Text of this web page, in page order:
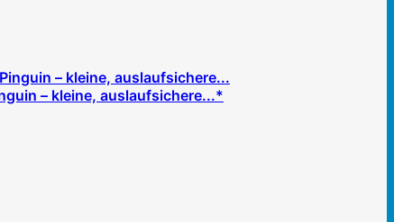
– kleine, auslaufsichere...*